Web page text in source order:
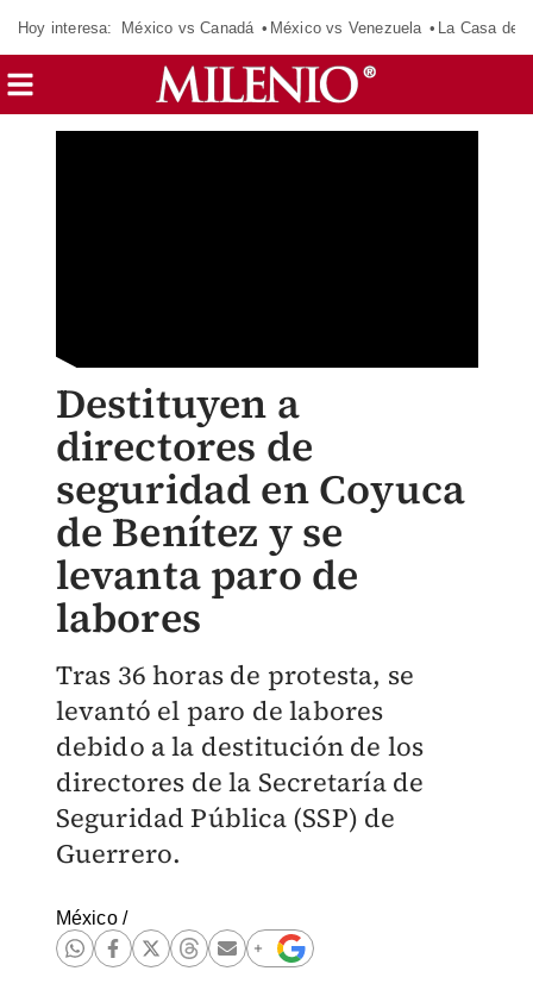
Hoy interesa: México vs Canadá México vs Venezuela La Casa de
Destituyen a
directores de
seguridad en Coyuca
de Benítez y se
levanta paro de
labores
Tras 36 horas de protesta, se
levantó el paro de labores
debido a la destitución de los
directores de la Secretaría de
Seguridad Pública (SSP) de
Guerrero.
México/